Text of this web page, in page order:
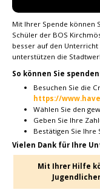
Mit Ihrer Spende können
Schüler der BOS
besser auf den
unterstützen die
So können Sie
Besuchen Sie die
https://
Wählen Sie den
Geben Sie Ihre
Bestätigen Sie Ihre
Vielen Dank für Ihre
Mit Ihrer Hilfe